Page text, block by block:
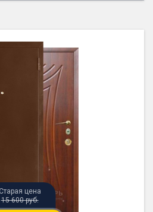
15 600 руб.